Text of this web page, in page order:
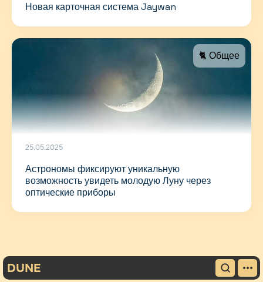
Новая карточная система Jaywan
🐈 Общее
25.05.2025
Астрономы фиксируют уникальную
возможность увидеть молодую Луну через
оптические приборы
DUNE